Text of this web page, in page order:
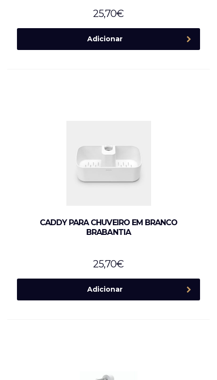
25,70€
Adicionar
CADDY PARA CHUVEIRO EM BRANCO
BRABANTIA
25,70€
Adicionar